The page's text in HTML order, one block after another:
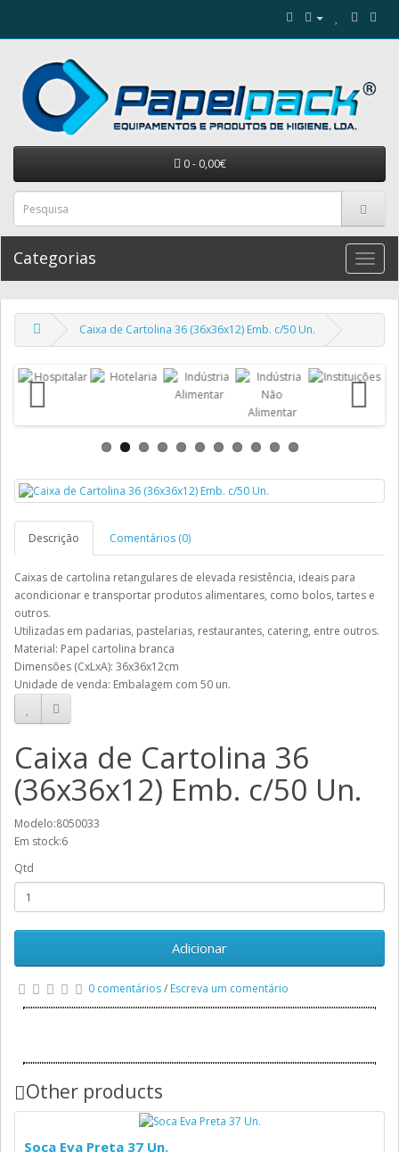
0 - 0,00€
Categorias
Caixa de Cartolina 36 (36x36x12) Emb. c/50 Un.
Descrição Comentários (0)
Caixas de cartolina retangulares de elevada resistência, ideais para
acondicionar e transportar produtos alimentares, como bolos, tartes e
outros.
Utilizadas em padarias, pastelarias, restaurantes, catering, entre outros.
Material: Papel cartolina branca
Dimensões (CxLxA): 36x36x12cm
Unidade de venda: Embalagem com 50 un.
Caixa de Cartolina 36
(36x36x12) Emb. c/50 Un.
Modelo:8050033
Em stock:6
Qtd
Adicionar
0 comentários/ Escreva um comentário
Other products
Soca Eva Preta 37 Un.